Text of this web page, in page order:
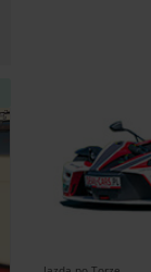
pozwala
dała,jeden
okrążenia i to
po więcej.
zobaczenia